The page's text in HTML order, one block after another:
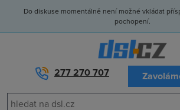
Do diskuse momentálně není možné vkládat
pochopení.
277 270 707